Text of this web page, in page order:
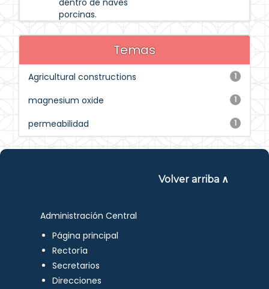
dentro de naves
porcinas.
Temas
1
Agricultural constructions
1
magnesium oxide
1
permeabilidad
Volver arriba ∧
Administración Central
Página principal
Rectoría
Secretarios
Direcciones